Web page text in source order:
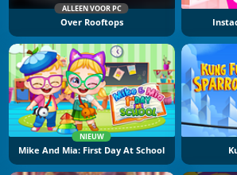
ALLEEN VOOR PC
Over Rooftops
NIEUW
Mike And Mia: First Day At School